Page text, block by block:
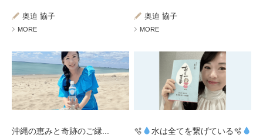
奥迫 協子
MORE
奥迫 協子
MORE
沖縄の恵みと奇跡のご縁... 🫧
水は全てを繋げている🫧